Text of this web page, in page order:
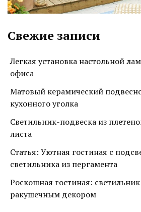
Свежие записи
Легкая установка настольной
офиса
Матовый керамический
кухонного уголка
Светильник-подвеска из
листа
Статья: Уютная гостиная с
светильника из пергамента
Роскошная гостиная: светильник
ракушечным декором